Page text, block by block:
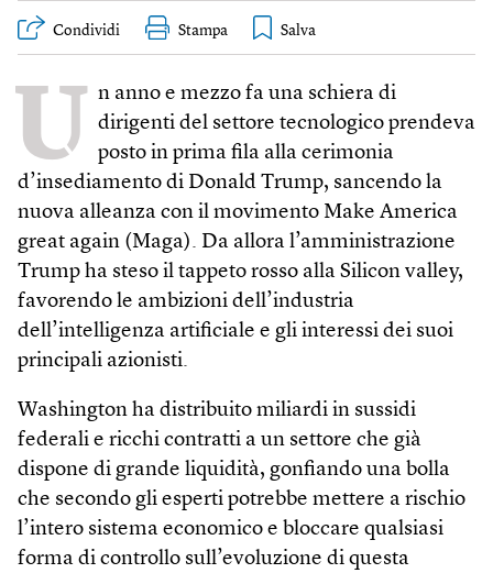
Condividi Stampa
U n anno e mezzo fa una schiera di
dirigenti del settore tecnologico prendeva
posto in prima fila alla cerimonia
d’insediamento di Donald Trump, sancendo la
nuova alleanza con il movimento Make America
great again (Maga). Da allora l’amministrazione
Trump ha steso il tappeto rosso alla Silicon valley,
favorendo le ambizioni dell’industria
dell’intelligenza artificiale e gli interessi dei suoi
principali azionisti.
Washington ha distribuito miliardi in sussidi
federali e ricchi contratti a un settore che già
dispone di grande liquidità, gonfiando una bolla
che secondo gli esperti potrebbe mettere a rischio
l’intero sistema economico e bloccare qualsiasi
forma di controllo sull’evoluzione di questa